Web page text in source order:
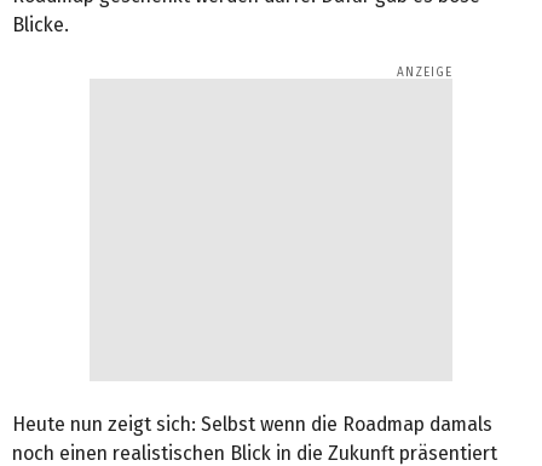
Blicke.
Heute nun zeigt sich: Selbst wenn die Roadmap damals
noch einen realistischen Blick in die Zukunft präsentiert